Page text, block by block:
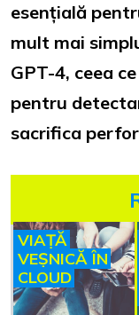
esențială
mult mai
GPT-4, ceea
pentru
sacrifica
VIAȚĂ
VEȘNICĂ ÎN
CLOUD